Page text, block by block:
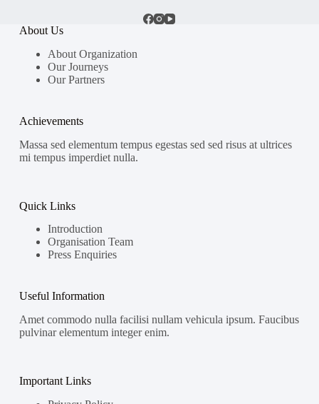
About Us
About Organization
Our Journeys
Our Partners
Achievements
Massa sed elementum tempus egestas sed sed risus at ultrices
mi tempus imperdiet nulla.
Quick Links
Introduction
Organisation Team
Press Enquiries
Useful Information
Amet commodo nulla facilisi nullam vehicula ipsum. Faucibus
pulvinar elementum integer enim.
Important Links